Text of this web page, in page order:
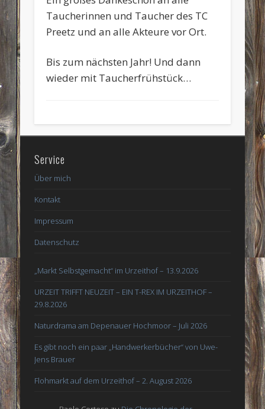
Taucherinnen und Taucher des TC
Preetz und an alle Akteure vor Ort.
Bis zum nächsten Jahr! Und dann
wieder mit Taucherfrühstück…
Service
Über mich
Kontakt
Impressum
Datenschutz
„Markt Selbstgemacht“ im Urzeithof – 13.9.2026
URZEIT TRIFFT NEUZEIT – EIN T-REX IM URZEITHOF –
29.8.2026
Naturdrama am Depenauer Hochmoor – Juli 2026
Es gibt noch ein paar „Handwerkerbücher“ von Uwe-
Jens Brauer
Flohmarkt auf dem Urzeithof – 2. August 2026